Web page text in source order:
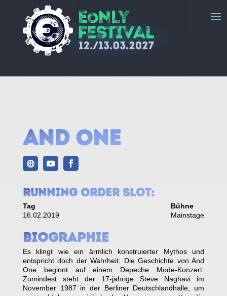
And One
Running Order Slot:
Tag
16.02.2019
Bühne
Mainstage
Biographie
Es klingt wie ein ärmlich konstruierter Mythos und
entspricht doch der Wahrheit: Die Geschichte von And
One beginnt auf einem Depeche Mode-Konzert.
Zumindest steht der 17-jährige Steve Naghavi im
November 1987 in der Berliner Deutschlandhalle, um